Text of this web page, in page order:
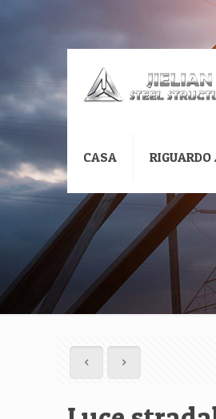
CASA RIGUARDO